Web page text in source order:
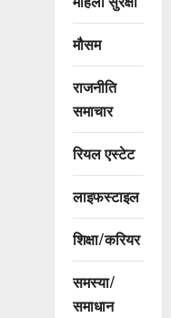
मौसम
राजनीति
समाचार
रियल एस्टेट
लाइफस्टाइल
शिक्षा/करियर
समस्या/
समाधान